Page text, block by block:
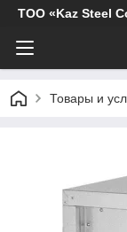
ТОО «Kaz Steel
Товары и